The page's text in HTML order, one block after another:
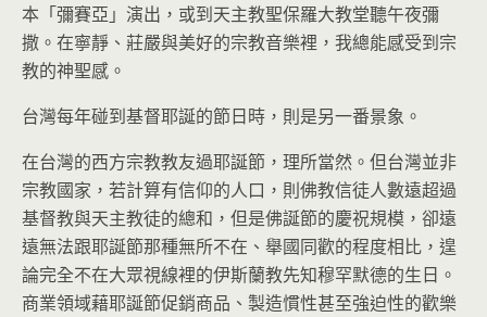
本「彌賽亞」演出，或到天主教聖保羅大教堂聽午夜彌
撒。在寧靜、莊嚴與美好的宗教音樂裡，我總能感受到宗
教的神聖感。
台灣每年碰到基督耶誕的節日時，則是另一番景象。
在台灣的西方宗教教友過耶誕節，理所當然。但台灣並非
宗教國家，若計算有信仰的人口，則佛教信徒人數遠超過
基督教與天主教徒的總和，但是佛誕節的慶祝規模，卻遠
遠無法跟耶誕節那種無所不在、舉國同歡的程度相比，遑
論完全不在大眾視線裡的伊斯蘭教先知穆罕默德的生日。
商業領域藉耶誕節促銷商品、製造慣性甚至強迫性的歡樂